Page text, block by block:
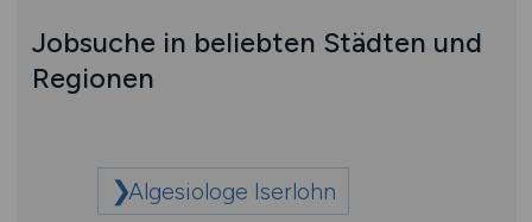
Jobsuche in beliebten Städten und
Regionen
Algesiologe Iserlohn